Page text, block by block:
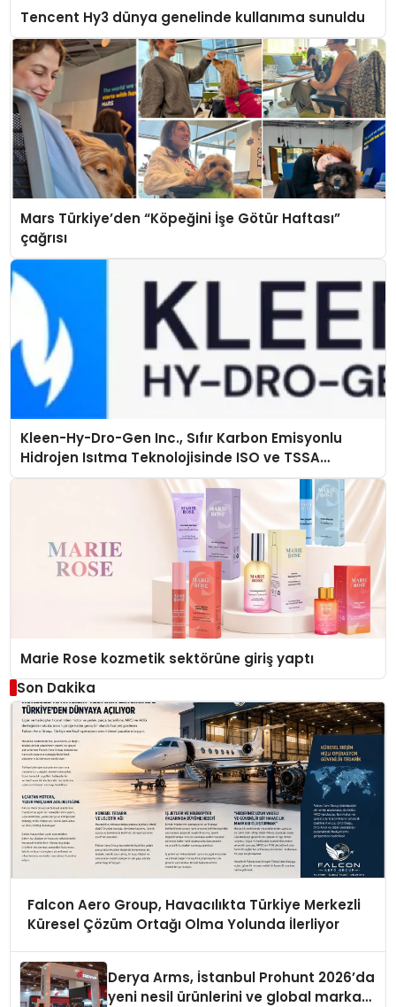
Tencent Hy3 dünya genelinde kullanıma sunuldu
Mars Türkiye’den “Köpeğini İşe Götür Haftası”
çağrısı
Kleen-Hy-Dro-Gen Inc., Sıfır Karbon Emisyonlu
Hidrojen Isıtma Teknolojisinde ISO ve TSSA
Düzenleyici Onaylarını Aldı
Marie Rose kozmetik sektörüne giriş yaptı
Son Dakika
Falcon Aero Group, Havacılıkta Türkiye Merkezli
Küresel Çözüm Ortağı Olma Yolunda İlerliyor
Derya Arms, İstanbul Prohunt 2026’da
yeni nesil ürünlerini ve global marka